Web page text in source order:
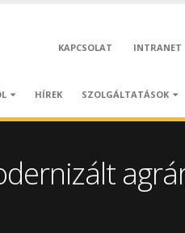
KAPCSOLAT INTRANET
HÍREK SZOLGÁLTATÁSOK